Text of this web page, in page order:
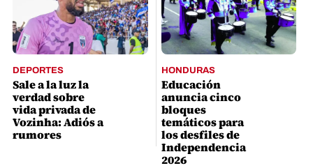
DEPORTES
Sale a la luz la
verdad sobre
vida privada de
Vozinha: Adiós a
rumores
HONDURAS
Educación
anuncia cinco
bloques
temáticos para
los desfiles de
Independencia
2026